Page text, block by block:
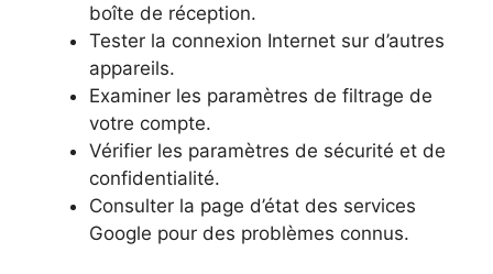
boîte de réception.
Tester la connexion Internet sur d’autres
appareils.
Examiner les paramètres de filtrage de
votre compte.
Vérifier les paramètres de sécurité et de
confidentialité.
Consulter la page d’état des services
Google pour des problèmes connus.